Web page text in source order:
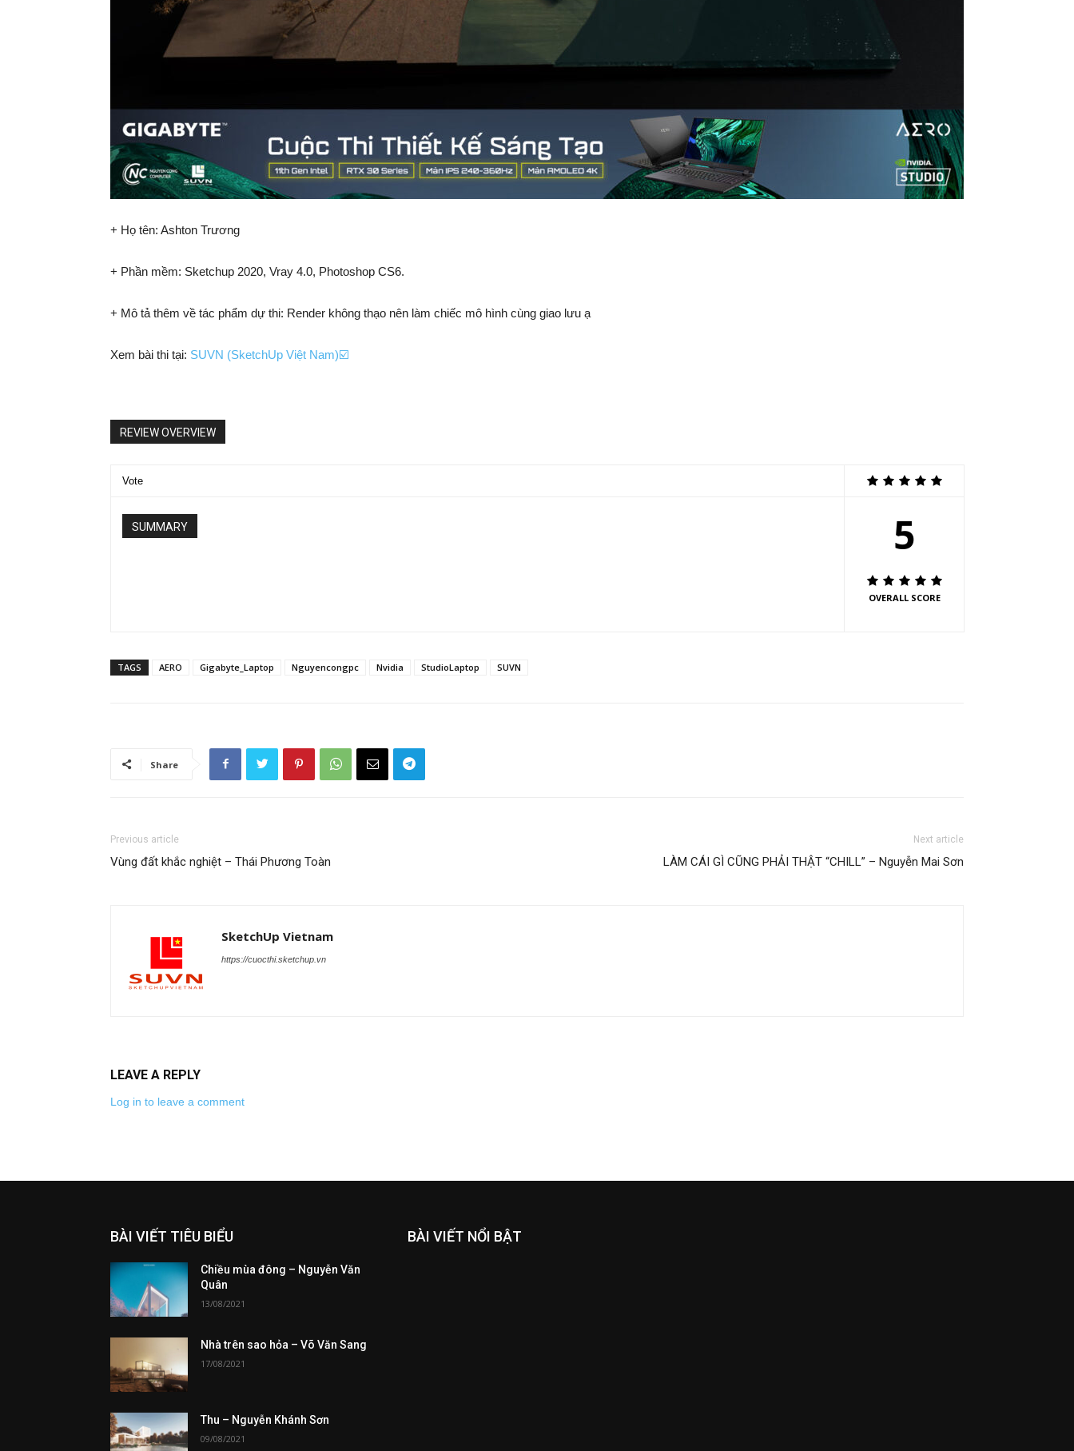
+ Họ tên: Ashton Trương
+ Phần mềm: Sketchup 2020, Vray 4.0, Photoshop CS6.
+ Mô tả thêm về tác phẩm dự thi: Render không thạo nên làm chiếc mô hình cùng giao lưu ạ
Xem bài thi tại: SUVN (SketchUp Việt Nam)☑️
REVIEW OVERVIEW
Vote
SUMMARY 5
OVERALL SCORE
TAGS AERO Gigabyte_Laptop Nguyencongpc Nvidia StudioLaptop SUVN
Share
Previous article
Vùng đất khắc nghiệt – Thái Phương Toàn
Next article
LÀM CÁI GÌ CŨNG PHẢI THẬT “CHILL” – Nguyễn Mai Sơn
SketchUp Vietnam
https://cuocthi.sketchup.vn
LEAVE A REPLY
Log in to leave a comment
BÀI VIẾT TIÊU BIỂU
Chiều mùa đông – Nguyễn Văn
Quân
13/08/2021
Nhà trên sao hỏa – Võ Văn Sang
17/08/2021
Thu – Nguyễn Khánh Sơn
09/08/2021
BÀI VIẾT NỔI BẬT